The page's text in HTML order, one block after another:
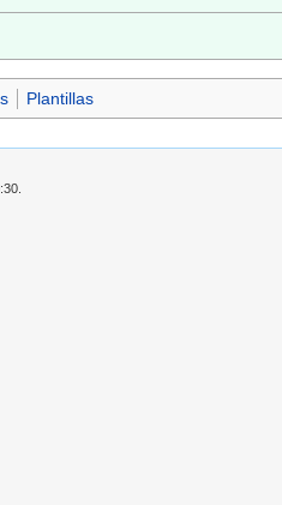
Plantillas